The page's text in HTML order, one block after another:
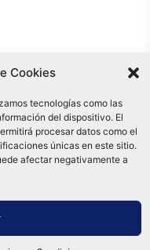
Cookies
tecnologías como las
del dispositivo. El
procesar datos como el
únicas en este sitio.
afectar negativamente a
SSL y operada bajo las